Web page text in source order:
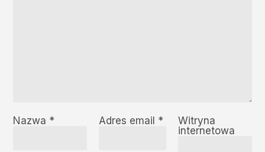
Nazwa * Adres email *
Witryna
internetowa